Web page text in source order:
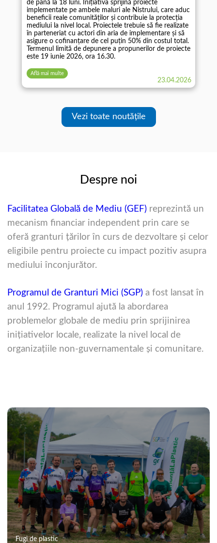
de până la 18 luni. Inițiativa sprijină proiecte
implementate pe ambele maluri ale Nistrului, care aduc
beneficii reale comunităților și contribuie la protecția
mediului la nivel local. Proiectele trebuie să fie realizate
în parteneriat cu actori din aria de implementare și să
asigure o cofinanțare de cel puțin 50% din costul total.
Termenul limită de depunere a propunerilor de proiecte
este 19 iunie 2026, ora 16.30.
Află mai multe
23.04.2026
Vezi toate noutățile
Despre noi
Facilitatea Globală de Mediu (GEF) reprezintă un
mecanism financiar independent prin care se
oferă granturi ţărilor în curs de dezvoltare şi celor
eligibile pentru proiecte cu impact pozitiv asupra
mediului înconjurător.
Programul de Granturi Mici (SGP) a fost lansat în
anul 1992. Programul ajută la abordarea
problemelor globale de mediu prin sprijinirea
iniţiativelor locale, realizate la nivel local de
organizaţiile non-guvernamentale şi comunitare.
Fugi de plastic